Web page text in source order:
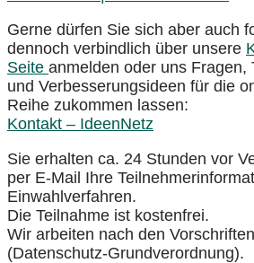
Gerne dürfen Sie sich aber auch
dennoch verbindlich über unsere
Seite anmelden oder uns Fragen,
und Verbesserungsideen für die
Reihe zukommen lassen:
Kontakt – IdeenNetz
Sie erhalten ca. 24 Stunden vor
per E-Mail Ihre
Einwahlverfahren.
Die Teilnahme ist kostenfrei.
Wir arbeiten nach den
(Datenschutz-Grundverordnung).